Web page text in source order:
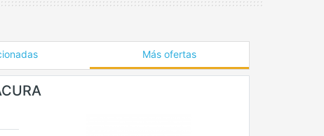
Más ofertas